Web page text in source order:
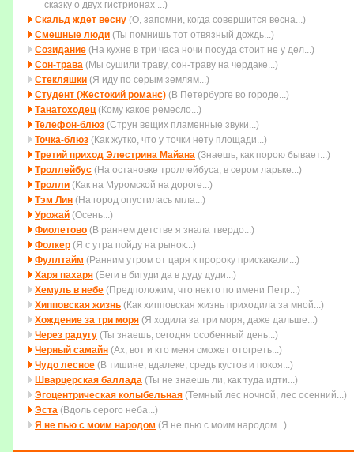
сказку о двух гистрионах ...)
Скальд ждет весну (О, запомни, когда совеpшится весна...)
Смешные люди (Ты помнишь тот отвязный дождь...)
Созидание (На кухне в три часа ночи посуда стоит не у дел...)
Сон-трава (Мы сушили траву, сон-траву на чердаке...)
Стекляшки (Я иду по серым землям...)
Студент (Жестокий романс) (В Петербурге во городе...)
Танатоходец(Кому какое ремесло...)
Телефон-блюз (Струн вещих пламенные звуки...)
Точка-блюз (Как жутко, что у точки нету площади...)
Третий приход Элестрина Майана (Знаешь, как порою бывает...)
Троллейбус (На остановке троллейбуса, в сером ларьке...)
Тролли (Как на Муромской на дороге...)
Тэм Лин (На город опустилась мгла...)
Урожай (Осень...)
Фиолетово (В раннем детстве я знала твердо...)
Фолкер (Я с утра пойду на рынок...)
Фуллтайм (Ранним утром от царя к пророку прискакали...)
Харя пахаря (Беги в бигуди да в дуду дуди...)
Хемуль в небе (Пpедположим, что некто по имени Петp...)
Хипповская жизнь (Как хипповская жизнь приходила за мной...)
Хождение за три моря (Я ходила за три моря, даже дальше...)
Через радугу (Ты знаешь, сегодня особенный день...)
Черный самайн (Ах, вот и кто меня сможет отогреть...)
Чудо лесное (В тишине, вдалеке, средь кустов и покоя...)
Шварцерская баллада (Ты не знаешь ли, как туда идти...)
Эгоцентрическая колыбельная (Темный лес ночной, лес осенний...)
Эста (Вдоль серого неба...)
Я не пью с моим народом (Я не пью с моим народом...)